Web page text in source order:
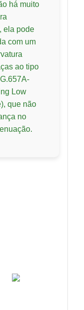
há muito
ela pode
com um
ao tipo
Low
que não
no